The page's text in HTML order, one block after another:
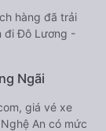
hàng đã trải
đi Đô Lương -
Ngãi
giá vé xe
An có mức